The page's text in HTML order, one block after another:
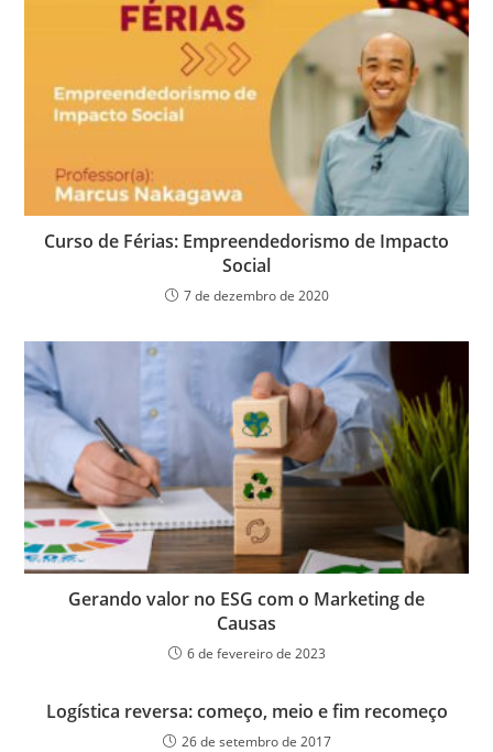
Curso de Férias: Empreendedorismo de Impacto
Social
7 de dezembro de 2020
Gerando valor no ESG com o Marketing de
Causas
6 de fevereiro de 2023
Logística reversa: começo, meio e fim recomeço
26 de setembro de 2017